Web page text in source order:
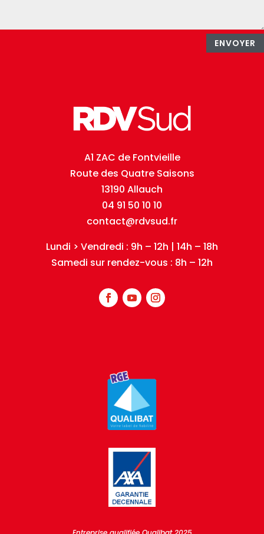
ENVOYER
A1 ZAC de Fontvieille
Route des Quatre Saisons
13190 Allauch
04 91 50 10 10
contact@rdvsud.fr
Lundi > Vendredi : 9h – 12h | 14h – 18h
Samedi sur rendez-vous : 8h – 12h